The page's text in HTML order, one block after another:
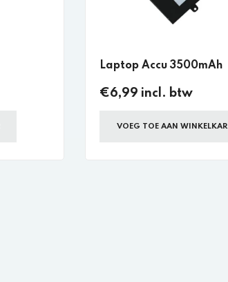
Laptop Accu 3500mAh
€6,99 incl. btw
VOEG TOE AAN WINKELKAR